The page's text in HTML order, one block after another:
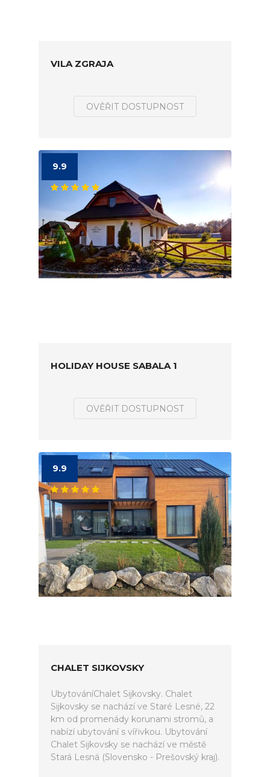
VILA ZGRAJA
OVĚŘIT DOSTUPNOST
9.9
HOLIDAY HOUSE SABALA 1
OVĚŘIT DOSTUPNOST
9.9
CHALET SIJKOVSKY
UbytováníChalet Sijkovsky. Chalet
Sijkovsky se nachází ve Staré Lesné, 22
km od promenády korunami stromů, a
nabízí ubytování s vířivkou. Ubytování
Chalet Sijkovsky se nachází ve městě
Stará Lesná (Slovensko - Prešovský kraj).